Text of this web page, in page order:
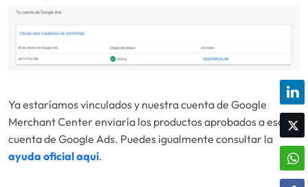
Ya estaríamos vinculados y nuestra cuenta de Google
Merchant Center enviaría los productos aprobados a esa
cuenta de Google Ads. Puedes igualmente consultar la
ayuda oficial aquí.